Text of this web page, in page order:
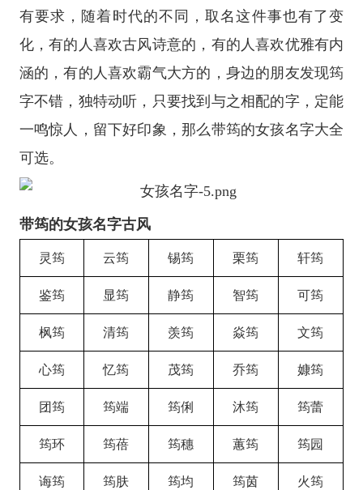
有要求，随着时代的不同，取名这件事也有了变
化，有的人喜欢古风诗意的，有的人喜欢优雅有内
涵的，有的人喜欢霸气大方的，身边的朋友发现筠
字不错，独特动听，只要找到与之相配的字，定能
一鸣惊人，留下好印象，那么带筠的女孩名字大全
可选。
带筠的女孩名字古风
灵筠 云筠 锡筠 栗筠 轩筠
鉴筠 显筠 静筠 智筠 可筠
枫筠 清筠 羡筠 焱筠 文筠
心筠 忆筠 茂筠 乔筠 嫝筠
团筠 筠端 筠俐 沐筠 筠蕾
筠环 筠蓓 筠穗 蕙筠 筠园
诲筠 筠肤 筠均 筠茵 火筠